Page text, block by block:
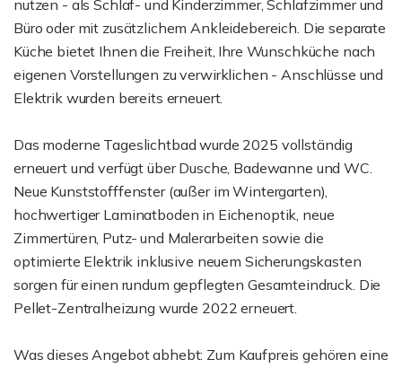
nutzen - als Schlaf- und Kinderzimmer, Schlafzimmer und
Büro oder mit zusätzlichem Ankleidebereich. Die separate
Küche bietet Ihnen die Freiheit, Ihre Wunschküche nach
eigenen Vorstellungen zu verwirklichen - Anschlüsse und
Elektrik wurden bereits erneuert.
Das moderne Tageslichtbad wurde 2025 vollständig
erneuert und verfügt über Dusche, Badewanne und WC.
Neue Kunststofffenster (außer im Wintergarten),
hochwertiger Laminatboden in Eichenoptik, neue
Zimmertüren, Putz- und Malerarbeiten sowie die
optimierte Elektrik inklusive neuem Sicherungskasten
sorgen für einen rundum gepflegten Gesamteindruck. Die
Pellet-Zentralheizung wurde 2022 erneuert.
Was dieses Angebot abhebt: Zum Kaufpreis gehören eine